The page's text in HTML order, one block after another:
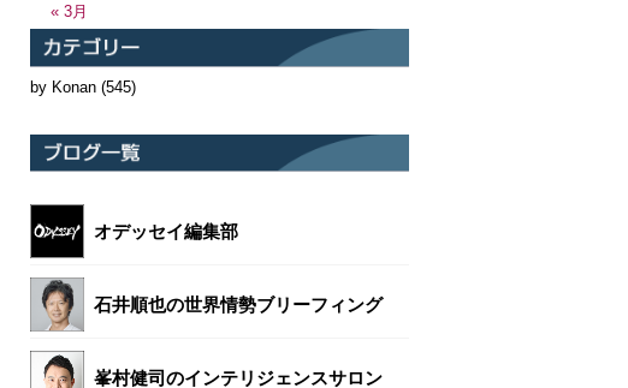
« 3月
by Konan (545)
オデッセイ編集部
石井順也の世界情勢ブリーフィング
峯村健司のインテリジェンスサロン